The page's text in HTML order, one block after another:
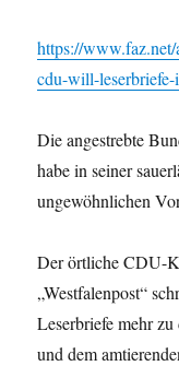
https://
cdu-will-
Die angestrebte
habe in seiner
ungewöhnlichen
Der örtliche CDU-
„Westfalenpost“
Leserbriefe mehr
und dem